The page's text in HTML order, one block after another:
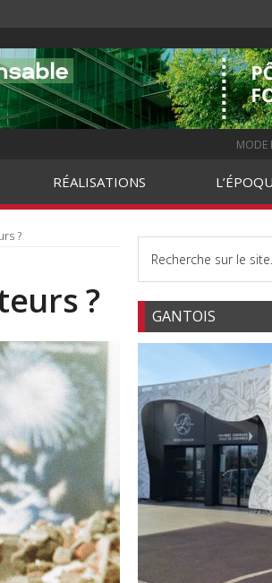
MODE
RÉALISATIONS
?
? GANTOIS